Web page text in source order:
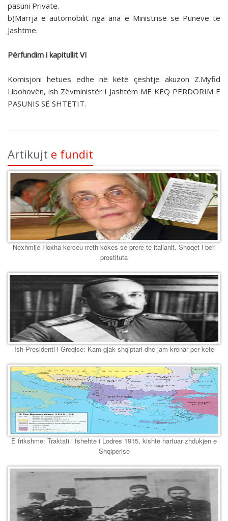
pasuni Private.
b)Marrja e automobilit nga ana e Ministrisë së Punëve të
Jashtme.
Përfundim i kapitullit VI
Komisjoni hetues edhe në këtë çështje akuzon Z.Myfid
Libohovën, ish Zëvministër i Jashtëm ME KEQ PËRDORIM E
PASUNIS SË SHTETIT.
Artikujt e fundit
Nexhmije Hoxha kerceu rreth kokes se prere te italianit. Shoqet i beri
prostituta
Ish-Presidenti i Greqise: Kam gjak shqiptari dhe jam krenar per kete
E frikshme: Traktati i fshehte i Lodres 1915, kishte hartuar zhdukjen e
Shqiperise